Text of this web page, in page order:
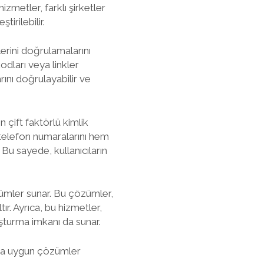
farklı şirketler
doğrulamalarını
veya linkler
doğrulayabilir ve
çift faktörlü kimlik
numaralarını hem
sayede, kullanıcıların
sunar. Bu çözümler,
Ayrıca, bu hizmetler,
imkanı da sunar.
uygun çözümler